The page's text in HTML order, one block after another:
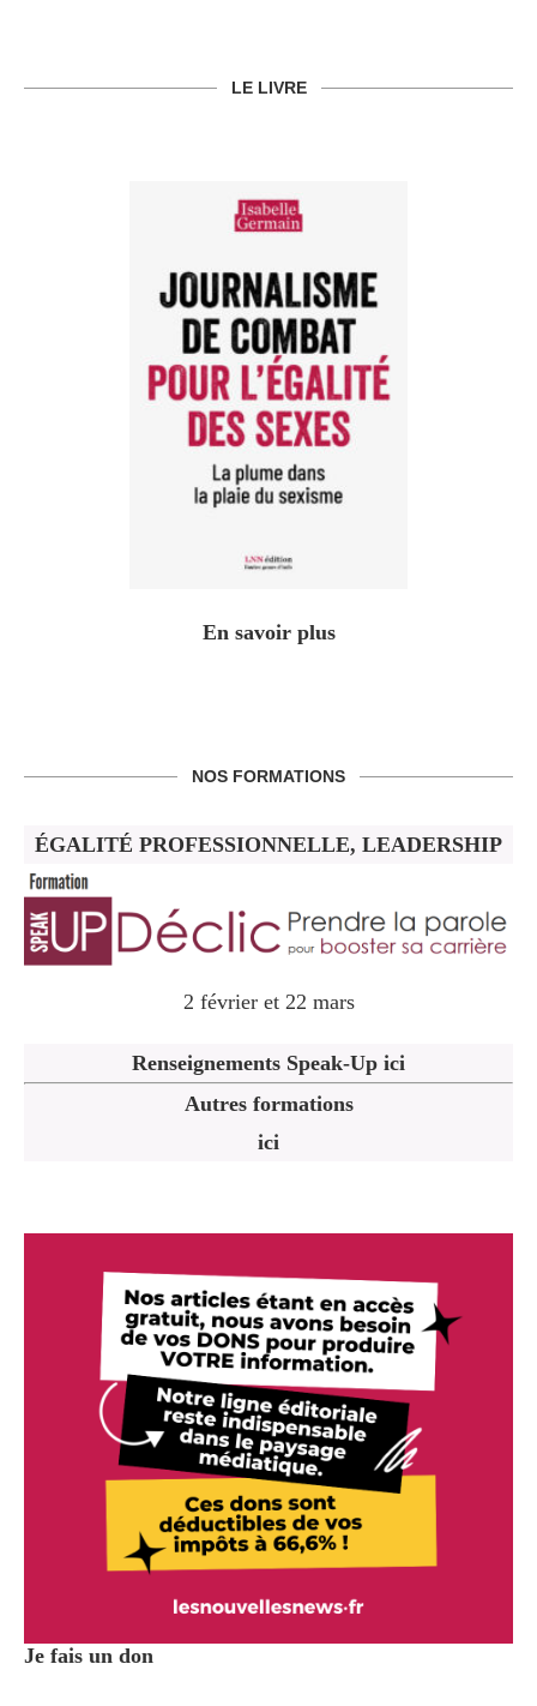
LE LIVRE
En savoir plus
NOS FORMATIONS
ÉGALITÉ PROFESSIONNELLE, LEADERSHIP
2 février et 22 mars
Renseignements Speak-Up ici
Autres formations
ici
Je fais un don